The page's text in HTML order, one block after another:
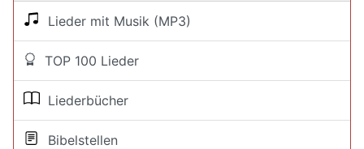
Lieder mit Musik (MP3)
TOP 100 Lieder
Liederbücher
Bibelstellen